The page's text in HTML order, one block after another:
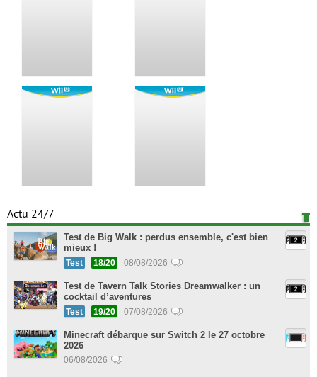
Actu 24/7
Test de Big Walk : perdus ensemble, c'est bien
mieux !
Test 18/20 08/08/2026
Test de Tavern Talk Stories Dreamwalker : un
cocktail d’aventures
Test 19/20 07/08/2026
Minecraft débarque sur Switch 2 le 27 octobre
2026
06/08/2026